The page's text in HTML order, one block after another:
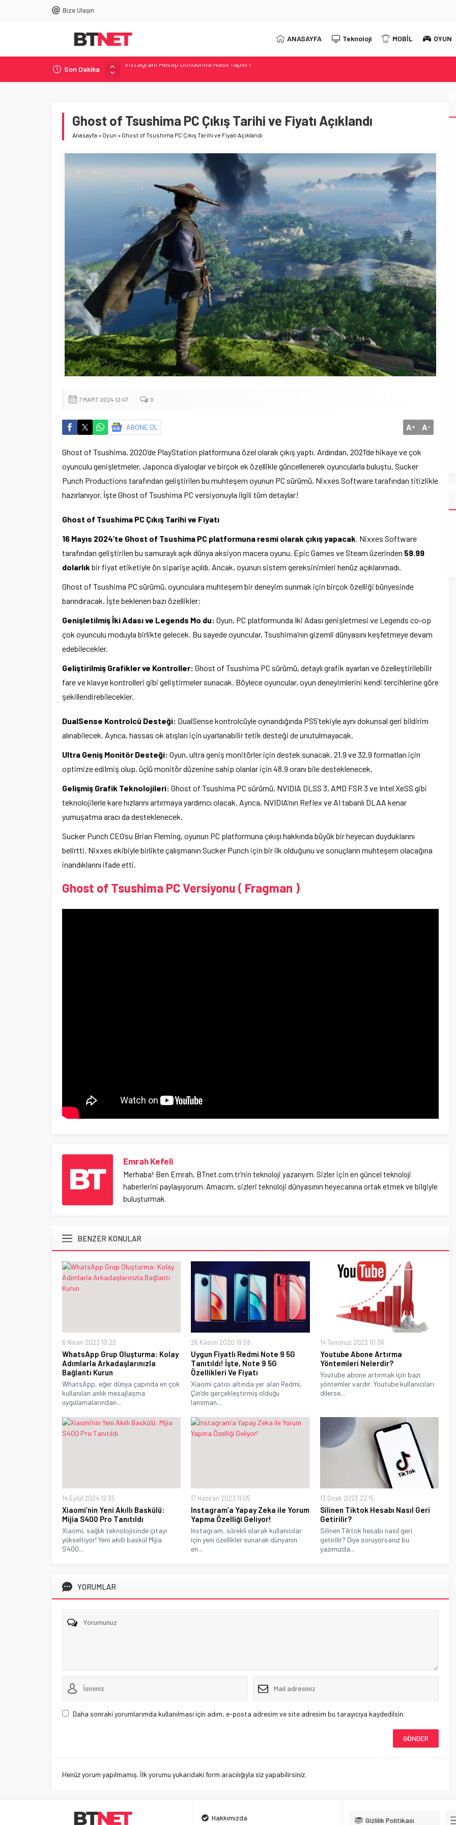
Bize Ulaşın
ANASAYFA Teknoloji MOBİL OYUN
Son Dakika
DNS Ayarları Nasıl Değiştirilir? – 2026 Güncel DNS Listesi
Windows’ta Uçak Modu Nasıl Açılır?
Philips, 500 Hz Yenileme Hızına Sahip Evnia Oyun Monitörünü Tanıttı
Instagram Hesap Dondurma Nasıl Yapılır?
Ghost of Tsushima PC Çıkış Tarihi ve Fiyatı Açıklandı
Anasayfa » Oyun » Ghost of Tsushima PC Çıkış Tarihi ve Fiyatı Açıklandı
7 MART 2024 12:47 0
ABONE OL A+ A-
Ghost of Tsushima, 2020’de PlayStation platformuna özel olarak çıkış yaptı. Ardından, 2021’de hikaye ve çok
oyunculu genişletmeler, Japonca diyaloglar ve birçok ek özellikle güncellenerek oyuncularla buluştu. Sucker
Punch Productions tarafından geliştirilen bu muhteşem oyunun PC sürümü, Nixxes Software tarafından titizlikle
hazırlanıyor. İşte Ghost of Tsushima PC versiyonuyla ilgili tüm detaylar!
Ghost of Tsushima PC Çıkış Tarihi ve Fiyatı
16 Mayıs 2024’te Ghost of Tsushima PC platformuna resmi olarak çıkış yapacak. Nixxes Software
tarafından geliştirilen bu samuraylı açık dünya aksiyon macera oyunu, Epic Games ve Steam üzerinden 59.99
dolarlık bir fiyat etiketiyle ön siparişe açıldı. Ancak, oyunun sistem gereksinimleri henüz açıklanmadı.
Ghost of Tsushima PC sürümü, oyunculara muhteşem bir deneyim sunmak için birçok özelliği bünyesinde
barındıracak. İşte beklenen bazı özellikler:
Genişletilmiş İki Adası ve Legends Mo du: Oyun, PC platformunda Iki Adası genişletmesi ve Legends co-op
çok oyunculu moduyla birlikte gelecek. Bu sayede oyuncular, Tsushima’nın gizemli dünyasını keşfetmeye devam
edebilecekler.
Geliştirilmiş Grafikler ve Kontroller: Ghost of Tsushima PC sürümü, detaylı grafik ayarları ve özelleştirilebilir
fare ve klavye kontrolleri gibi geliştirmeler sunacak. Böylece oyuncular, oyun deneyimlerini kendi tercihlerine göre
şekillendirebilecekler.
DualSense Kontrolcü Desteği: DualSense kontrolcüyle oynandığında PS5’tekiyle aynı dokunsal geri bildirim
alınabilecek. Ayrıca, hassas ok atışları için uyarlanabilir tetik desteği de unutulmayacak.
Ultra Geniş Monitör Desteği: Oyun, ultra geniş monitörler için destek sunacak. 21.9 ve 32.9 formatları için
optimize edilmiş olup, üçlü monitör düzenine sahip olanlar için 48.9 oranı bile desteklenecek.
Gelişmiş Grafik Teknolojileri: Ghost of Tsushima PC sürümü, NVIDIA DLSS 3, AMD FSR 3 ve Intel XeSS gibi
teknolojilerle kare hızlarını artırmaya yardımcı olacak. Ayrıca, NVIDIA’nın Reflex ve AI tabanlı DLAA kenar
yumuşatma aracı da desteklenecek.
Sucker Punch CEO’su Brian Fleming, oyunun PC platformuna çıkışı hakkında büyük bir heyecan duyduklarını
belirtti. Nixxes ekibiyle birlikte çalışmanın Sucker Punch için bir ilk olduğunu ve sonuçların muhteşem olacağına
inandıklarını ifade etti.
Ghost of Tsushima PC Versiyonu ( Fragman )
Emrah Kefeli
Merhaba! Ben Emrah, BTnet.com.tr'nin teknoloji yazarıyım. Sizler için en güncel teknoloji
haberlerini paylaşıyorum. Amacım, sizleri teknoloji dünyasının heyecanına ortak etmek ve bilgiyle
buluşturmak.
BENZER KONULAR
6 Nisan 2023 10:22
WhatsApp Grup Oluşturma: Kolay
Adımlarla Arkadaşlarınızla
Bağlantı Kurun
WhatsApp, eğer dünya çapında en çok
kullanılan anlık mesajlaşma
uygulamalarından...
26 Kasım 2020 19:58
Uygun Fiyatlı Redmi Note 9 5G
Tanıtıldı! İşte, Note 9 5G
Özellikleri Ve Fiyatı
Xiaomi çatısı altında yer alan Redmi,
Çin’de gerçekleştirmiş olduğu
lansman...
14 Temmuz 2022 10:36
Youtube Abone Artırma
Yöntemleri Nelerdir?
Youtube abone artırmak için bazı
yöntemler vardır. Youtube kullanıcıları
dilerse...
14 Eylül 2024 12:35
Xiaomi’nin Yeni Akıllı Baskülü:
Mijia S400 Pro Tanıtıldı
Xiaomi, sağlık teknolojisinde çıtayı
yükseltiyor! Yeni akıllı baskül Mijia
S400...
17 Haziran 2023 11:05
Instagram’a Yapay Zeka ile Yorum
Yapma Özelliği Geliyor!
Instagram, sürekli olarak kullanıcılar
için yeni özellikler sunarak dünyanın
en...
13 Ocak 2023 22:15
Silinen Tiktok Hesabı Nasıl Geri
Getirilir?
Silinen Tiktok hesabı nasıl geri
getirilir? Diye soruyorsanız bu
yazımızda...
YORUMLAR
Daha sonraki yorumlarımda kullanılması için adım, e-posta adresim ve site adresim bu tarayıcıya kaydedilsin.
Henüz yorum yapılmamış. İlk yorumu yukarıdaki form aracılığıyla siz yapabilirsiniz.
Hakkımızda Gizlilik Politikası